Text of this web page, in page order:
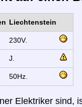
Liechtenstein
230V.
J.
50Hz.
Elektriker sind,